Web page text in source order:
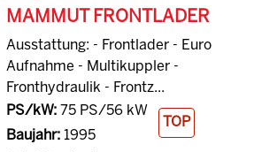
MAMMUT FRONTLADER
Ausstattung: - Frontlader - Euro
Aufnahme - Multikuppler -
Fronthydraulik - Frontz...
PS/kW:75 PS/56 kW
Baujahr:1995
TOP